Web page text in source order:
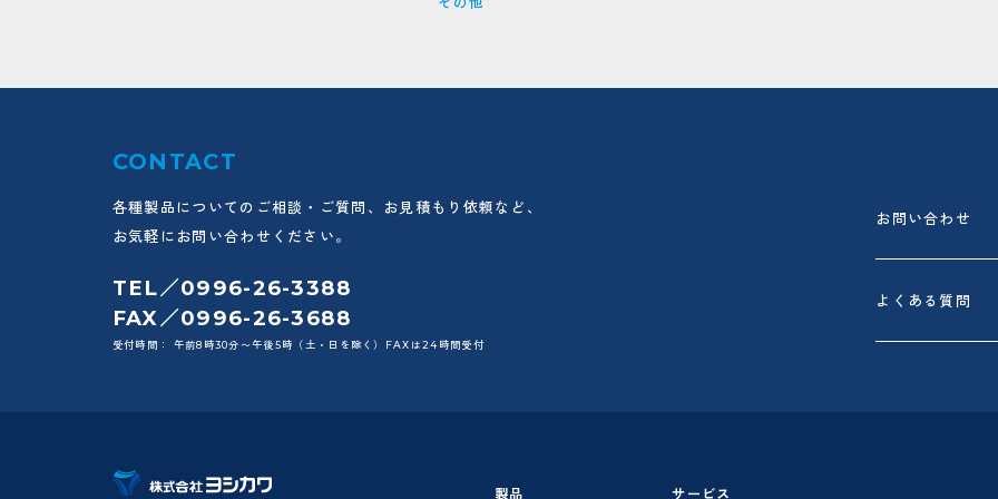
CONTACT
各種製品についてのご相談・ご質問、お見積もり依頼など、
お気軽にお問い合わせください。
TEL／0996-26-3388
FAX／0996-26-3688
受付時間： 午前8時30分〜午後5時（土・日を除く）FAXは24時間受付
お問い合わせ
よくある質問
製品 サービス